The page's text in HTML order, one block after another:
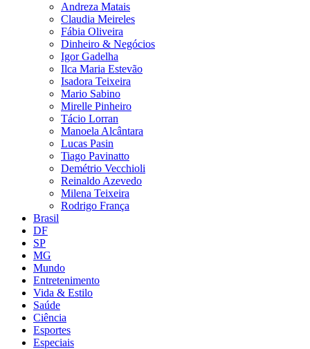
Andreza Matais
Claudia Meireles
Fábia Oliveira
Dinheiro & Negócios
Igor Gadelha
Ilca Maria Estevão
Isadora Teixeira
Mario Sabino
Mirelle Pinheiro
Tácio Lorran
Manoela Alcântara
Lucas Pasin
Tiago Pavinatto
Demétrio Vecchioli
Reinaldo Azevedo
Milena Teixeira
Rodrigo França
Brasil
DF
SP
MG
Mundo
Entretenimento
Vida & Estilo
Saúde
Ciência
Esportes
Especiais